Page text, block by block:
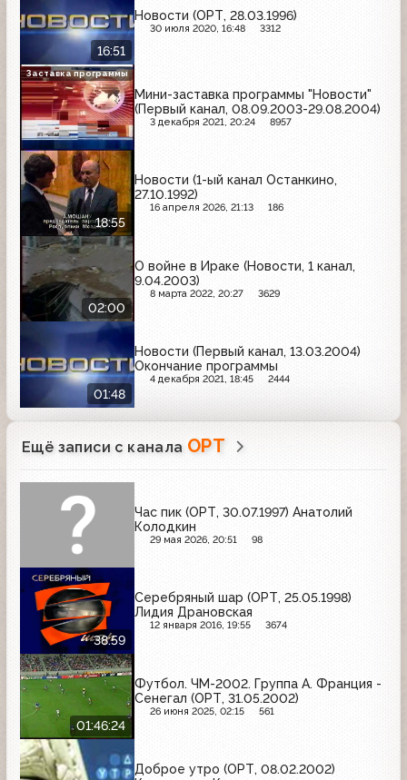
16:51
Новости (ОРТ, 28.03.1996)
30 июля 2020, 16:48 3312
Мини-заставка программы "Новости"
(Первый канал, 08.09.2003-29.08.2004)
3 декабря 2021, 20:24 8957
Заставка программы
18:55
Новости (1-ый канал Останкино,
27.10.1992)
16 апреля 2026, 21:13 186
02:00
О войне в Ираке (Новости, 1 канал,
9.04.2003)
8 марта 2022, 20:27 3629
01:48
Новости (Первый канал, 13.03.2004)
Окончание программы
4 декабря 2021, 18:45 2444
Ещё записи с канала ОРТ
Час пик (ОРТ, 30.07.1997) Анатолий
Колодкин
29 мая 2026, 20:51 98
38:59
Серебряный шар (ОРТ, 25.05.1998)
Лидия Драновская
12 января 2016, 19:55 3674
01:46:24
Футбол. ЧМ-2002. Группа A. Франция -
Сенегал (ОРТ, 31.05.2002)
26 июня 2025, 02:15 561
Доброе утро (ОРТ, 08.02.2002)